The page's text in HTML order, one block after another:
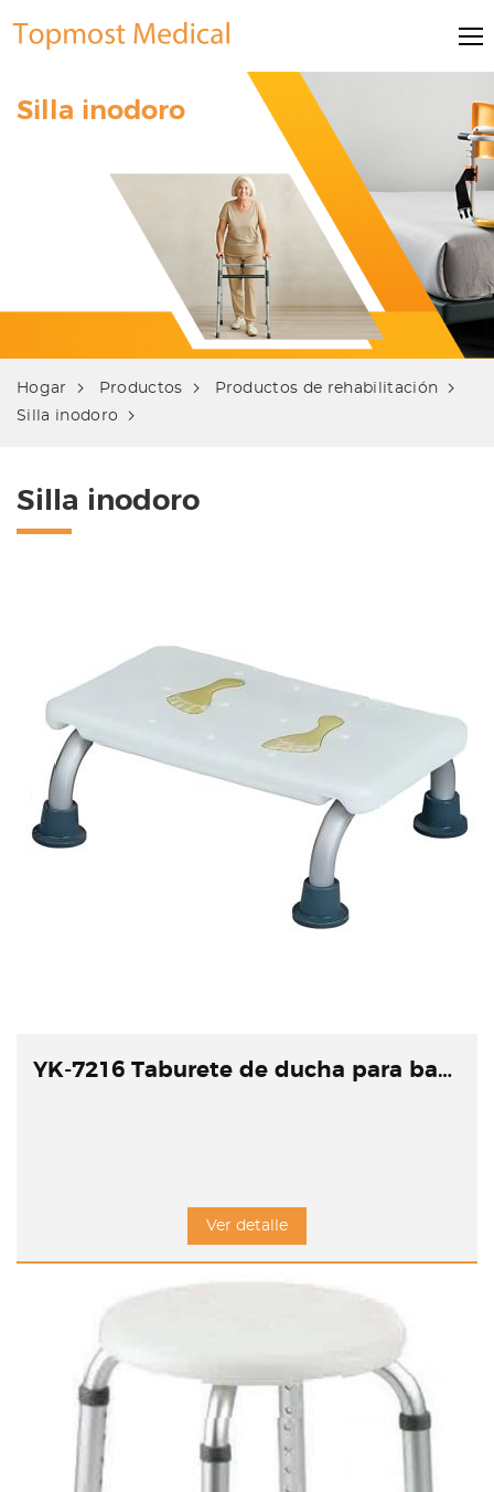
Silla inodoro
Hogar Productos
Productos de rehabilitación
Silla inodoro
Silla inodoro
YK-7216 Taburete de ducha para bañera
Ver detalle